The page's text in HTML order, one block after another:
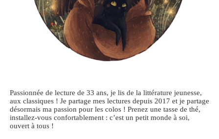
Passionnée de lecture de 33 ans, je lis de la littérature jeunesse,
aux classiques ! Je partage mes lectures depuis 2017 et je partage
désormais ma passion pour les colos ! Prenez une tasse de thé,
installez-vous confortablement : c’est un petit monde à soi,
ouvert à tous !